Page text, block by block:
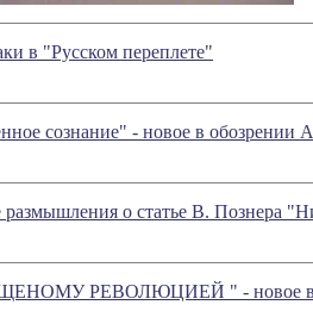
в "Русском переплете"
сознание" - новое в обозрении
о статье В. Познера
РЕВОЛЮЦИЕЙ " - новое в